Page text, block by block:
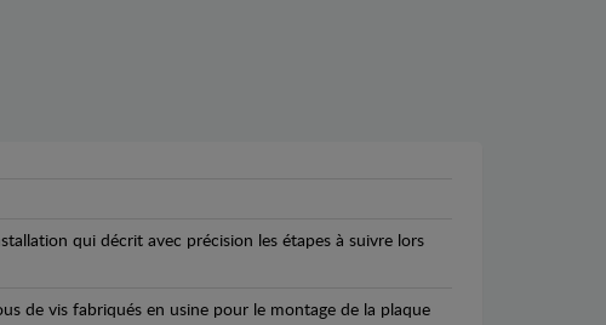
qui décrit avec précision les étapes à suivre lors
de vis fabriqués en usine pour le montage de la plaque